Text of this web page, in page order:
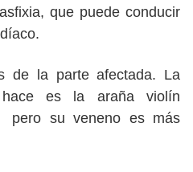
que puede conducir
de la parte afectada. La
es la araña violín
pero su veneno es más